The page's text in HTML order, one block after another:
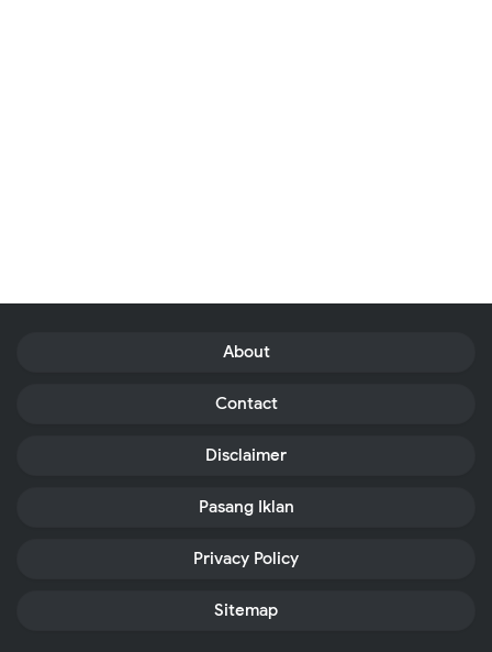
About
Contact
Disclaimer
Pasang Iklan
Privacy Policy
Sitemap